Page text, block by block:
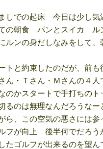
しでの起床 今日は少し気
の朝食 パンとスイカ ル
ルンの身だしなみをして、
トと約束したのだが、前も
ん・Ｔさん・Ｍさんの４人
のかスタートで手打ちのト
るのは無理なんだろうなー
ら、この空気の悪さには参
フが向上 後半何でだろう
たゴルフが出来るのを望ん